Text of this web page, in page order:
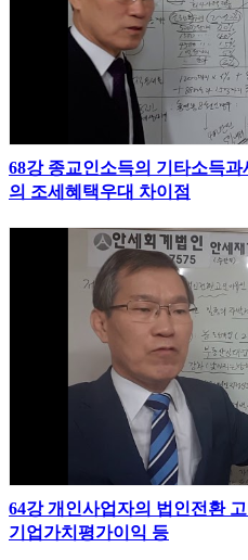
68강 종교인소득의 기타소득
의 조세혜택우대 차이점
64강 개인사업자의 법인전환
기업가치평가이익 등